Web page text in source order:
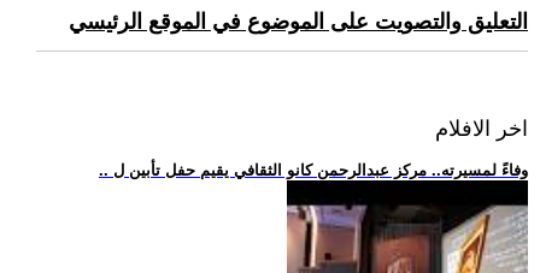
التعليق والتصويت على الموضوع في الموقع الرئيسي
اخر الافلام
.. وفاءً لمسيرته.. مركز عبدالرحمن كانو الثقافي يقيم حفل تأبين ل